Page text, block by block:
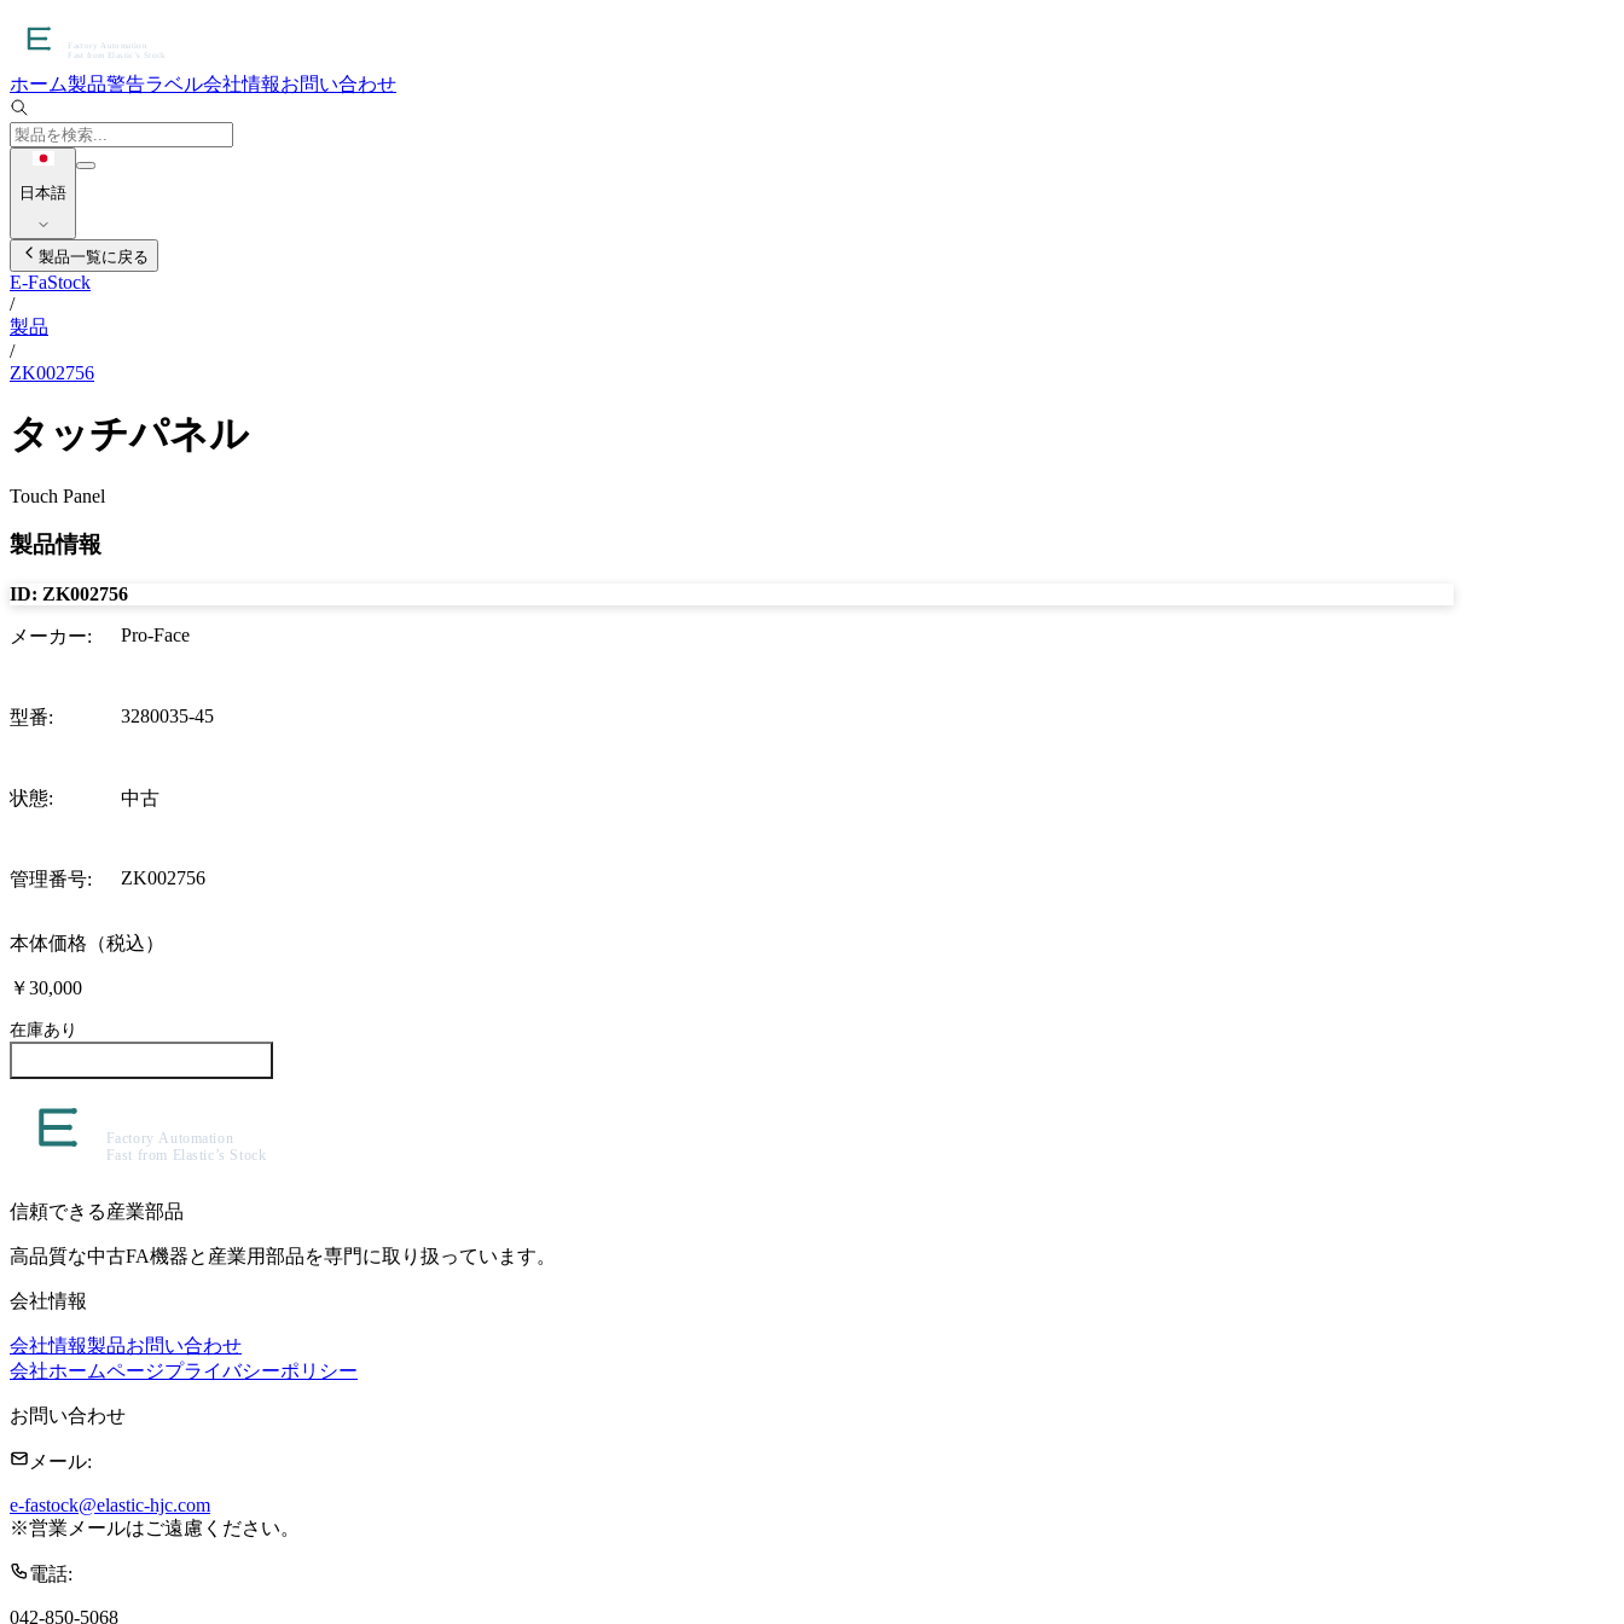
ホーム製品警告ラベル会社情報お問い合わせ
日本語
製品一覧に戻る
E-FaStock
/
製品
/
ZK002756
タッチパネル
Touch Panel
製品情報
ID: ZK002756
メーカー: Pro-Face
型番: 3280035-45
状態: 中古
管理番号: ZK002756
本体価格（税込）
￥30,000
在庫あり
信頼できる産業部品
高品質な中古FA機器と産業用部品を専門に取り扱っています。
会社情報
会社情報製品お問い合わせ
会社ホームページプライバシーポリシー
お問い合わせ
メール:
e-fastock@elastic-hjc.com
※営業メールはご遠慮ください。
電話:
042-850-5068